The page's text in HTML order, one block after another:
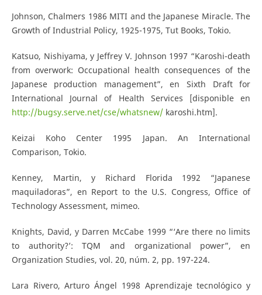
Johnson, Chalmers 1986 MITI and the Japanese Miracle. The
Growth of Industrial Policy, 1925-1975, Tut Books, Tokio.
Katsuo, Nishiyama, y Jeffrey V. Johnson 1997 “Karoshi-death
from overwork: Occupational health consequences of the
Japanese production management”, en Sixth Draft for
International Journal of Health Services [disponible en
http://bugsy.serve.net/cse/whatsnew/karoshi.htm].
Keizai Koho Center 1995 Japan. An International
Comparison, Tokio.
Kenney, Martin, y Richard Florida 1992 “Japanese
maquiladoras”, en Report to the U.S. Congress, Office of
Technology Assessment, mimeo.
Knights, David, y Darren McCabe 1999 “‘Are there no limits
to authority?’: TQM and organizational power”, en
Organization Studies, vol. 20, núm. 2, pp. 197-224.
Lara Rivero, Arturo Ángel 1998 Aprendizaje tecnológico y